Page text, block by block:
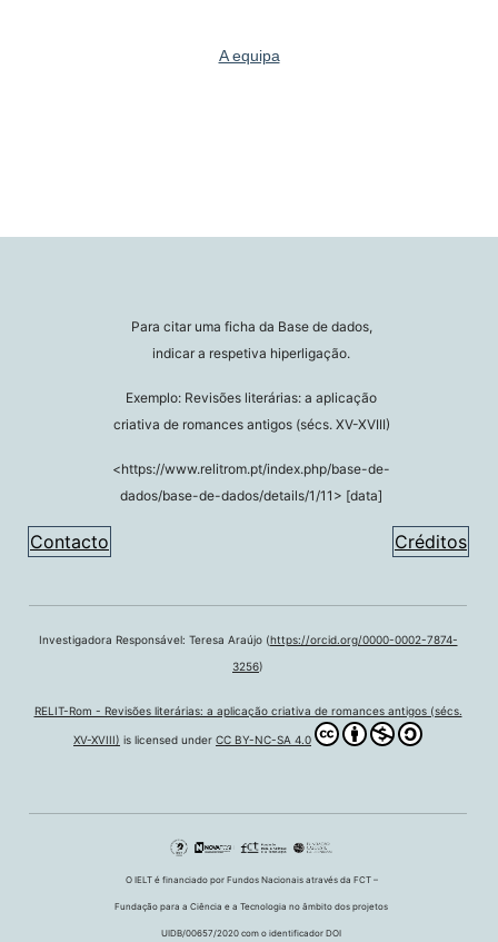
A equipa
Para citar uma ficha da Base de dados,
indicar a respetiva hiperligação.
Exemplo: Revisões literárias: a aplicação
criativa de romances antigos (sécs. XV-XVIII)
<https://www.relitrom.pt/index.php/base-de-
dados/base-de-dados/details/1/11> [data]
Contacto Créditos
Investigadora Responsável: Teresa Araújo (https://orcid.org/0000-0002-7874-
3256)
RELIT-Rom - Revisões literárias: a aplicação criativa de romances antigos (sécs.
XV-XVIII) is licensed under CC BY-NC-SA 4.0
O IELT é financiado por Fundos Nacionais através da FCT –
Fundação para a Ciência e a Tecnologia no âmbito dos projetos
UIDB/00657/2020 com o identificador DOI